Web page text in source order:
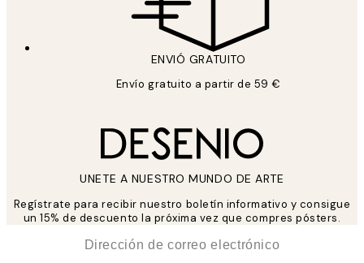
ENVIÓ GRATUITO
Envío gratuito a partir de 59 €
UNETE A NUESTRO MUNDO DE ARTE
Regístrate para recibir nuestro boletín informativo y consigue
un 15% de descuento la próxima vez que compres pósters.